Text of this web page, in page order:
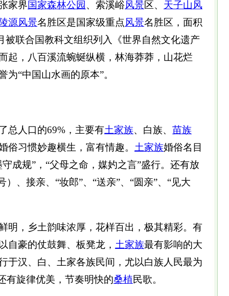
家界国家森林公园 、索溪峪风景区、 天子山风
源风景名胜区是国家级重点风景名胜区，面积
被联合国教科文组织列入《世界自然文化遗产
起，八百溪流蜿蜒纵横，林海莽莽，山花烂
“中国山水画的原本”。
人口的69%，主要有土家族、白族、 苗族
俗习惯妙趣横生，富有情趣。 土家族婚俗名目
成规”，“父母之命，媒妁之言”盛行。还有放
、接亲、“妆郎”、“送亲”、“圆亲”、“见大
，乡土韵味浓厚，花样百出，极其精彩。有
自豪的仗鼓舞、板凳龙， 土家族最有影响的大
于汉、白、土家各族民间，尤以白族人民最为
有旋律优美，节奏明快的桑植民歌。